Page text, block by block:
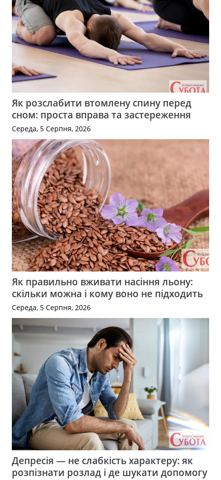
Як розслабити втомлену спину перед
сном: проста вправа та застереження
Середа, 5 Серпня, 2026
Як правильно вживати насіння льону:
скільки можна і кому воно не підходить
Середа, 5 Серпня, 2026
Депресія — не слабкість характеру: як
розпізнати розлад і де шукати допомогу